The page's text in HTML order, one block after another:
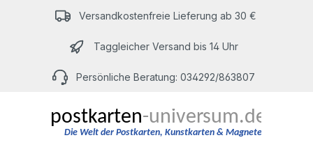
Zum Hauptinhalt springenVersandkostenfreie Lieferung ab 30 €
Taggleicher Versand bis 14 Uhr
Persönliche Beratung: 034292/863807